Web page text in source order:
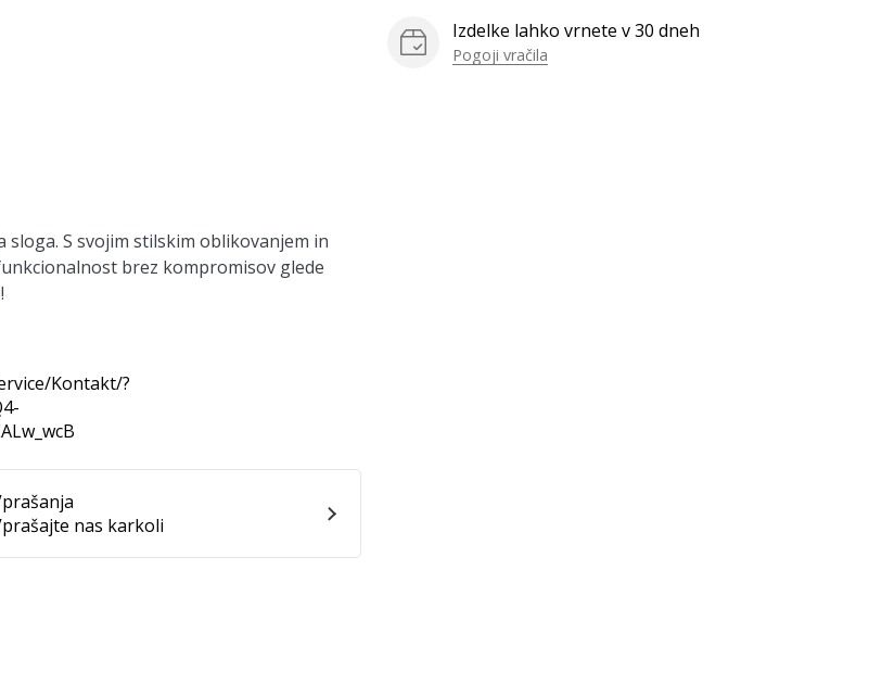
Izdelke lahko vrnete v 30 dneh
Pogoji vračila
sloga. S svojim stilskim oblikovanjem in
brez kompromisov glede
Kontakt/?
nas karkoli